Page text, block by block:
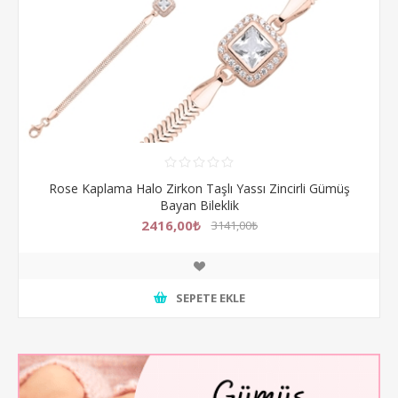
Rose Kaplama Halo Zirkon Taşlı Yassı Zincirli Gümüş
Bayan Bileklik
2416,00₺ 3141,00₺
SEPETE EKLE